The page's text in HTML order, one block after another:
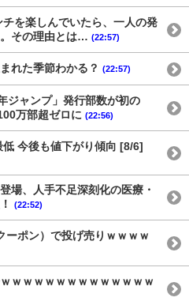
を楽しんでいたら、一人の発
その理由とは… (22:57)
れた季節わかる？ (22:57)
ジャンプ」発行部数が初の
万部超ゼロに (22:56)
今後も値下がり傾向 [8/6]
場、人手不足深刻化の医療・
(22:52)
ーポン）で投げ売りｗｗｗｗ
ｗｗｗｗｗｗｗｗｗｗｗｗｗ